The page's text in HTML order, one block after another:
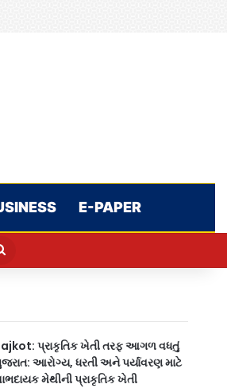
E-PAPER
Search
પ્રાકૃતિક ખેતી તરફ આગળ વધતું
આરોગ્ય, ધરતી અને પર્યાવરણ માટે
મેથીની પ્રાકૃતિક ખેતી